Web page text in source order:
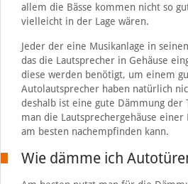
allem die Bässe kommen nicht so
vielleicht in der Lage wären.
Jeder der eine Musikanlage in
das die Lautsprecher in Gehäuse
diese werden benötigt, um einem
Autolautsprecher haben natürlich
deshalb ist eine gute Dämmung der
man die Lautsprechergehäuse
am besten nachempfinden kann.
Wie dämme ich